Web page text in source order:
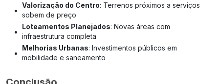
•
Valorização do Centro: Terrenos próximos a serviços
sobem de preço
•
Loteamentos Planejados: Novas áreas com
infraestrutura completa
•
Melhorias Urbanas: Investimentos públicos em
mobilidade e saneamento